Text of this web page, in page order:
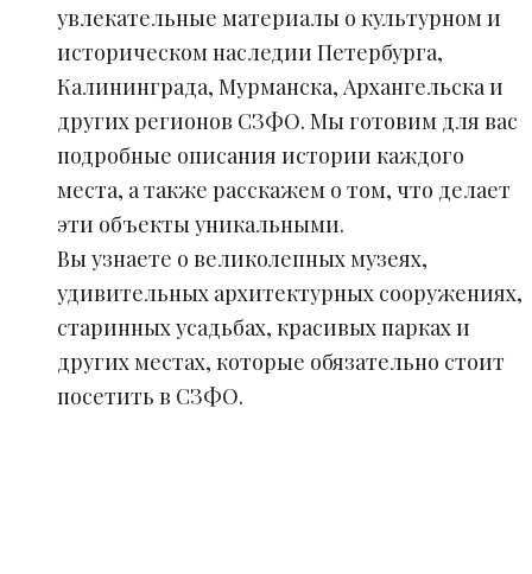
увлекательные материалы о культурном и
историческом наследии Петербурга,
Калининграда, Мурманска, Архангельска и
других регионов СЗФО. Мы готовим для вас
подробные описания истории каждого
места, а также расскажем о том, что делает
эти объекты уникальными.
Вы узнаете о великолепных музеях,
удивительных архитектурных сооружениях,
старинных усадьбах, красивых парках и
других местах, которые обязательно стоит
посетить в СЗФО.